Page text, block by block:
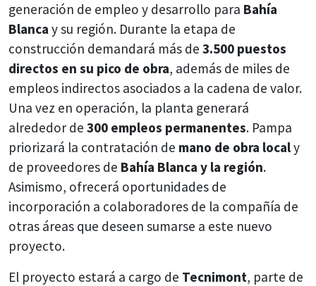
generación de empleo y desarrollo para Bahía
Blanca y su región. Durante la etapa de
construcción demandará más de 3.500 puestos
directos en su pico de obra, además de miles de
empleos indirectos asociados a la cadena de valor.
Una vez en operación, la planta generará
alrededor de 300 empleos permanentes. Pampa
priorizará la contratación de mano de obra localy
de proveedores de Bahía Blanca y la región.
Asimismo, ofrecerá oportunidades de
incorporación a colaboradores de la compañía de
otras áreas que deseen sumarse a este nuevo
proyecto.
El proyecto estará a cargo de Tecnimont, parte de